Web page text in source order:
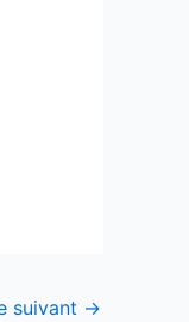
suivant →